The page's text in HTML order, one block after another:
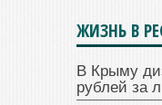
ЖИЗНЬ В
В Крыму
рублей за